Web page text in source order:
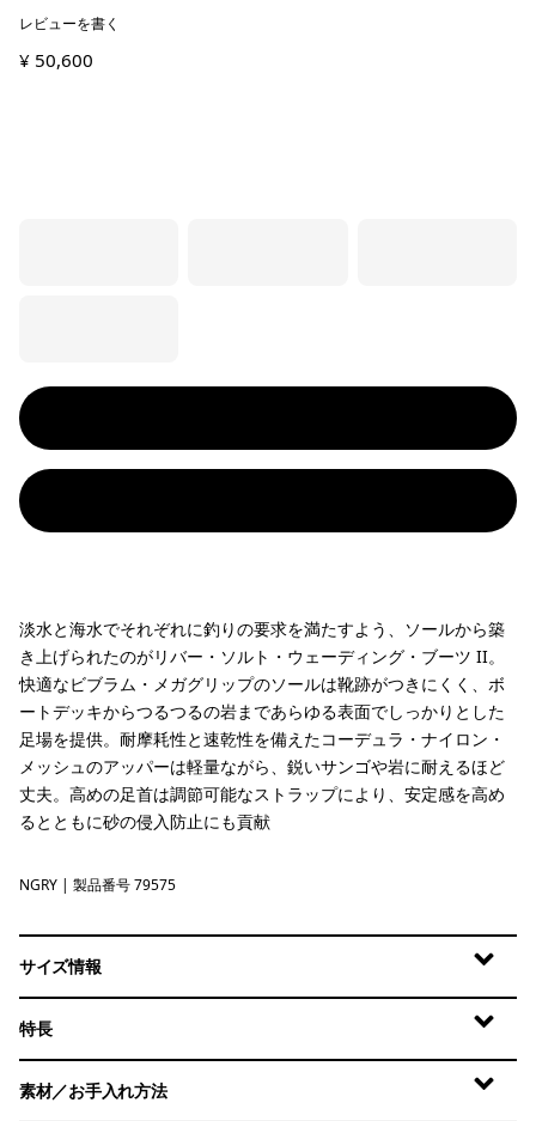
レビューを書く
¥ 50,600
淡水と海水でそれぞれに釣りの要求を満たすよう、ソールから築
き上げられたのがリバー・ソルト・ウェーディング・ブーツ II。
快適なビブラム・メガグリップのソールは靴跡がつきにくく、ボ
ートデッキからつるつるの岩まであらゆる表面でしっかりとした
足場を提供。耐摩耗性と速乾性を備えたコーデュラ・ナイロン・
メッシュのアッパーは軽量ながら、鋭いサンゴや岩に耐えるほど
丈夫。高めの足首は調節可能なストラップにより、安定感を高め
るとともに砂の侵入防止にも貢献
Noble Grey
NGRY | 製品番号 79575
サイズ情報
特長
素材／お手入れ方法